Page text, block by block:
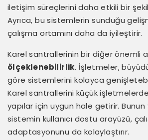
iletişim süreçlerini daha etkili bir
Ayrıca, bu sistemlerin sunduğu
çalışma ortamını daha da iyileştirir.
Karel santrallerinin bir diğer önemli
ölçeklenebilirlik. İşletmeler,
göre sistemlerini kolayca
Karel santrallerini küçük
yapılar için uygun hale getirir. Bunun
sistemin kullanıcı dostu arayüzü,
adaptasyonunu da kolaylaştırır.